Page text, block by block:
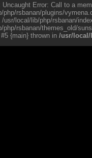
Uncaught Error: Call to a
php/rsbanan/plugins/
/usr/local/lib/php/rsbanan/
php/rsbanan/themes_old/
{main} thrown in /usr/local/